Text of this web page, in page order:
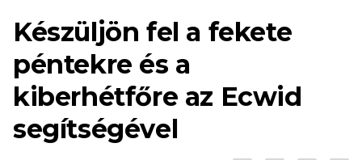
Készüljön fel a fekete
péntekre és a
kiberhétfőre az Ecwid
segítségével